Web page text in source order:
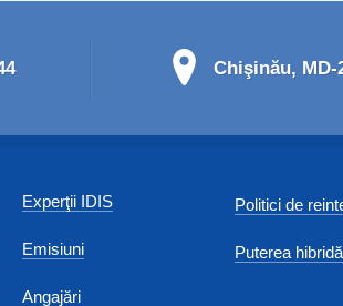
Chişinău, MD-
Experţii IDIS
Emisiuni
Angajări
Politici de
Puterea hibridă